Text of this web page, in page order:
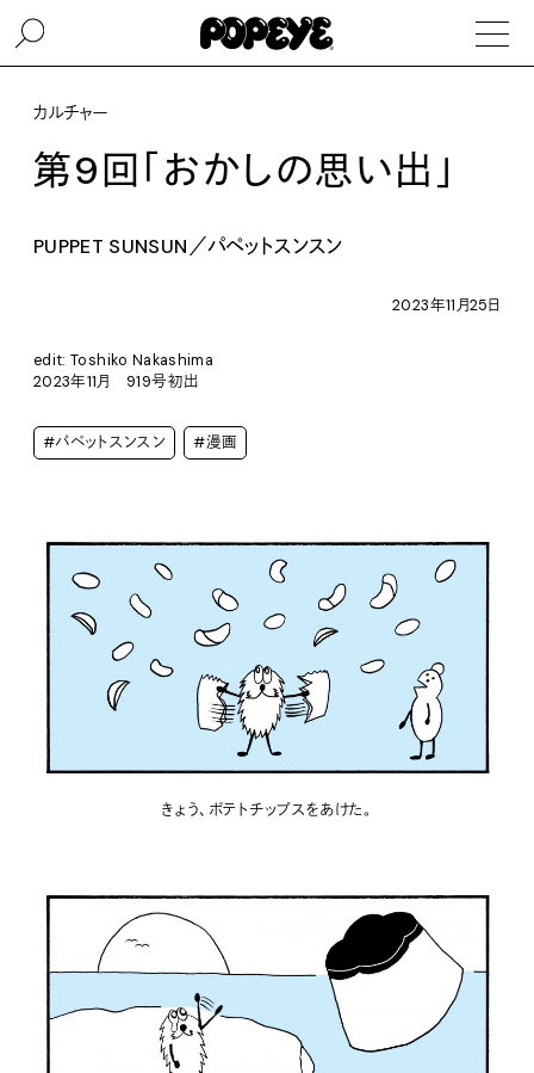
カルチャー
第9回「おかしの思い出」
PUPPET SUNSUN／パペットスンスン
2023年11月25日
edit: Toshiko Nakashima
2023年11月 919号初出
#パペットスンスン #漫画
きょう、ポテトチップスをあけた。